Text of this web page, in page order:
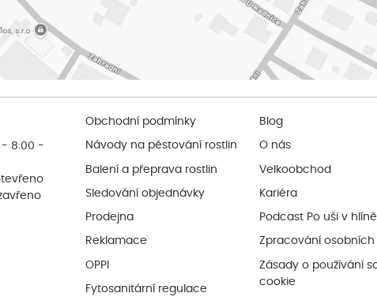
- 8:00 -
Obchodní podmínky
Návody na pěstování rostlin
Balení a přeprava rostlin
Sledování objednávky
Prodejna
Reklamace
OPPI
Fytosanitární regulace
Blog
O nás
Velkoobchod
Kariéra
Podcast Po uši v hlíně
Zpracování osobních
Zásady o používání
cookie